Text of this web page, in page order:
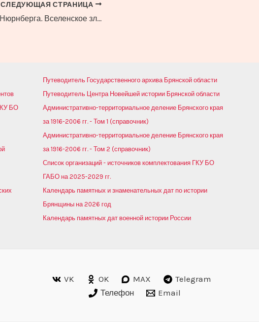
СЛЕДУЮЩАЯ СТРАНИЦА
«Уроки Нюрнберга. Вселенское зло перед судом истории»
БО
Путеводитель Государственного архива Брянской области
Путеводитель Центра Новейшей истории Брянской области
Административно-территориальное деление Брянского края
за 1916-2006 гг. - Том 1 (справочник)
Административно-территориальное деление Брянского края
за 1916-2006 гг. - Том 2 (справочник)
Список организаций - источников комплектования ГКУ БО
ГАБО на 2025-2029 гг.
Календарь памятных и знаменательных дат по истории
Брянщины на 2026 год
Календарь памятных дат военной истории России
VK OK MAX
Telegram
Телефон
Email